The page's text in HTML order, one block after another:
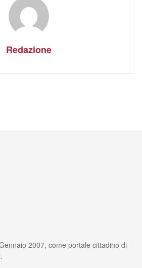
Redazione
2007, come portale cittadino di